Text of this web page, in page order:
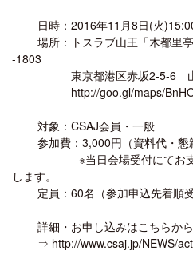
日時：2016年11月8日(火
場所：トスラブ山王「木都里
-1803
東京都港区赤坂2-5-6 山
http://goo.gl/maps/
対象：CSAJ会員・一般
参加費：3,000円（資料代・懇
※当日会場受付にてお支払
します。
定員：60名（参加申込先着順受
詳細・お申し込みはこちらから
⇒ http://www.csaj.jp/NEWS/